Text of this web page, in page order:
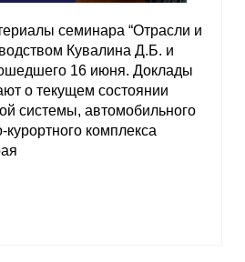
семинара “Отрасли и
Кувалина Д.Б. и
16 июня. Доклады
о текущем состоянии
системы, автомобильного
комплекса